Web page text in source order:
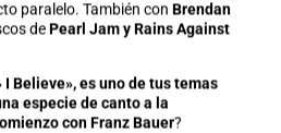
paralelo. También con Brendan
dePearl Jam y Rains Against
Believe», es uno de tus temas
especie de canto a la
con Franz Bauer?